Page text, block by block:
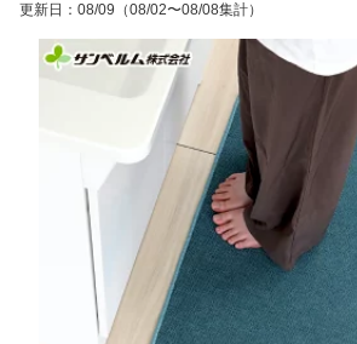
更新日 ： 08/09 （08/02〜08/08集計）